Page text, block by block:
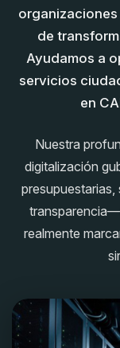
de
Ayudamos a
servicios
en
Nuestra
digitalización
presupuestarias,
realmente